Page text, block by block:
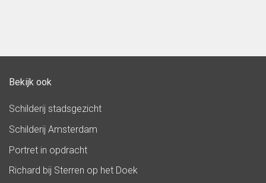
Bekijk ook
Schilderij stadsgezicht
Schilderij Amsterdam
Portret in opdracht
Richard bij Sterren op het Doek